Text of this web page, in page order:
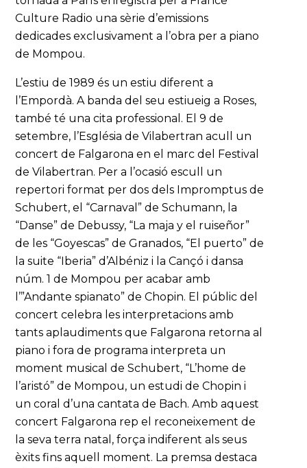
Culture Radio una sèrie d’emissions
dedicades exclusivament a l’obra per a piano
de Mompou.
L’estiu de 1989 és un estiu diferent a
l’Empordà. A banda del seu estiueig a Roses,
també té una cita professional. El 9 de
setembre, l’Església de Vilabertran acull un
concert de Falgarona en el marc del Festival
de Vilabertran. Per a l’ocasió escull un
repertori format per dos dels Impromptus de
Schubert, el “Carnaval” de Schumann, la
“Danse” de Debussy, “La maja y el ruiseñor”
de les “Goyescas” de Granados, “El puerto” de
la suite “Iberia” d’Albéniz i la Cançó i dansa
núm. 1 de Mompou per acabar amb
l’”Andante spianato” de Chopin. El públic del
concert celebra les interpretacions amb
tants aplaudiments que Falgarona retorna al
piano i fora de programa interpreta un
moment musical de Schubert, “L’home de
l’aristó” de Mompou, un estudi de Chopin i
un coral d’una cantata de Bach. Amb aquest
concert Falgarona rep el reconeixement de
la seva terra natal, força indiferent als seus
èxits fins aquell moment. La premsa destaca